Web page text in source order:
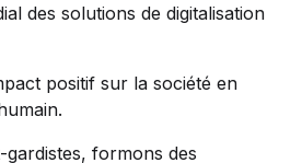
des solutions de digitalisation
positif sur la société en
formons des